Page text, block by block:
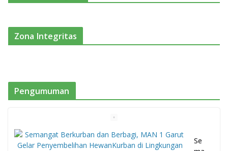
Zona Integritas
Pengumuman
Se